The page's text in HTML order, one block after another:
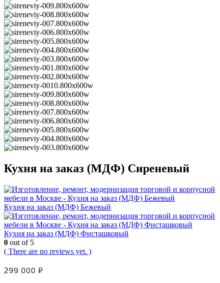
Кухня на заказ (МДФ) Сиреневый
Кухня на заказ (МДФ) Бежевый
Кухня на заказ (МДФ) Фисташковый
0 out of 5
( There are no reviews yet. )
299 000 ₽